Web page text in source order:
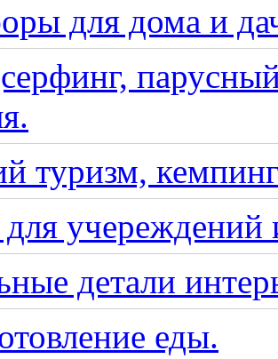
для дома и
туризм,
учереждений
детали
еды.